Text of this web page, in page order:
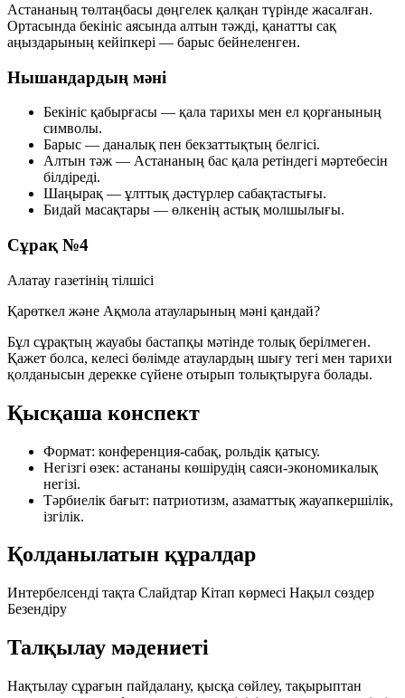
Астананың төлтаңбасы дөңгелек қалқан түрінде жасалған.
Ортасында бекініс аясында алтын тәжді, қанатты сақ
аңыздарының кейіпкері — барыс бейнеленген.
Нышандардың мәні
Бекініс қабырғасы — қала тарихы мен ел қорғанының
символы.
Барыс — даналық пен бекзаттықтың белгісі.
Алтын тәж — Астананың бас қала ретіндегі мәртебесін
білдіреді.
Шаңырақ — ұлттық дәстүрлер сабақтастығы.
Бидай масақтары — өлкенің астық молшылығы.
Сұрақ №4
Алатау газетінің тілшісі
Қарөткел және Ақмола атауларының мәні қандай?
Бұл сұрақтың жауабы бастапқы мәтінде толық берілмеген.
Қажет болса, келесі бөлімде атаулардың шығу тегі мен тарихи
қолданысын дерекке сүйене отырып толықтыруға болады.
Қысқаша конспект
Формат: конференция-сабақ, рольдік қатысу.
Негізгі өзек: астананы көшірудің саяси-экономикалық
негізі.
Тәрбиелік бағыт: патриотизм, азаматтық жауапкершілік,
ізгілік.
Қолданылатын құралдар
Интербелсенді тақта Слайдтар Кітап көрмесі Нақыл сөздер
Безендіру
Талқылау мәдениеті
Нақтылау сұрағын пайдалану, қысқа сөйлеу, тақырыптан